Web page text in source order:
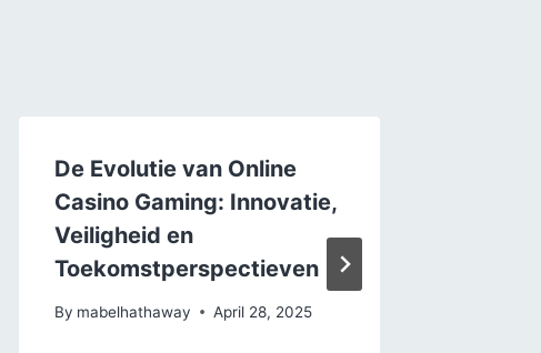
De Evolutie van Online
Casino Gaming: Innovatie,
Veiligheid en
Toekomstperspectieven
By mabelhathaway April 28, 2025